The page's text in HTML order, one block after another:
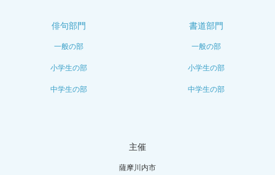
俳句部門
一般の部
小学生の部
中学生の部
書道部門
一般の部
小学生の部
中学生の部
主催
薩摩川内市